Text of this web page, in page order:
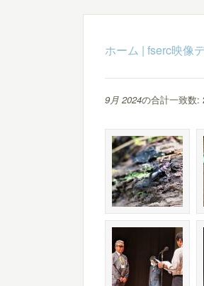
ホーム | fserc映像
9月 2024の合計一致数: